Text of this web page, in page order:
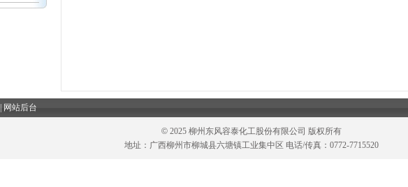
网站后台
© 2025 柳州东风容泰化工股份有限公司 版权所有
地址：广西柳州市柳城县六塘镇工业集中区 电话/传真：0772-7715520